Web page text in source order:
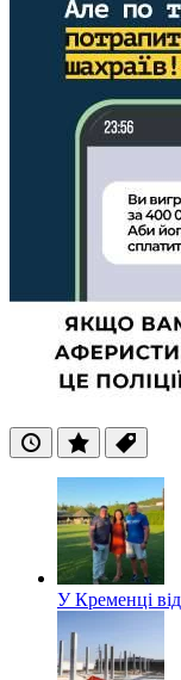
ОстанніПопулярні
Теги
У Кременці